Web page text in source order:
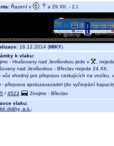
Řazení v a 29.XII. - 2.I.
16.12.2014 (MIKY)
k vlaku:
- Hrušovany nad Jevišovkou jede v
,
nad Jevišovkou - Břeclav nejede 24.XII.
- vůz vhodný pro přepravu cestujících na vozíku,
- přeprava spoluzavazadel (do vyčerpání
/ 4523
Znojmo - Břeclav
vlaku:
dráhy, a.s. ;